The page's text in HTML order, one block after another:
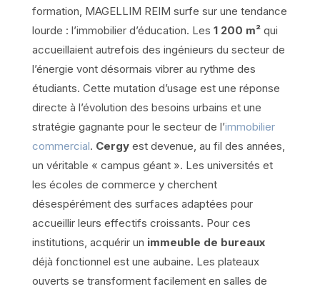
formation, MAGELLIM REIM surfe sur une tendance
lourde : l’immobilier d’éducation. Les 1 200 m²qui
accueillaient autrefois des ingénieurs du secteur de
l’énergie vont désormais vibrer au rythme des
étudiants. Cette mutation d’usage est une réponse
directe à l’évolution des besoins urbains et une
stratégie gagnante pour le secteur de l’immobilier
commercial. Cergyest devenue, au fil des années,
un véritable « campus géant ». Les universités et
les écoles de commerce y cherchent
désespérément des surfaces adaptées pour
accueillir leurs effectifs croissants. Pour ces
institutions, acquérir un immeuble de bureaux
déjà fonctionnel est une aubaine. Les plateaux
ouverts se transforment facilement en salles de